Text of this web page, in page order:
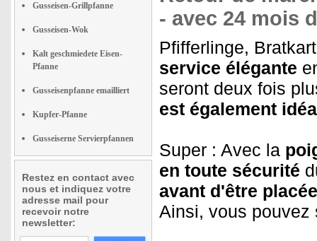
Gusseisen-Grillpfanne
Gusseisen-Wok
Kalt geschmiedete Eisen-
Pfanne
Gusseisenpfanne emailliert
Kupfer-Pfanne
Gusseiserne Servierpfannen
Restez en contact avec
nous et indiquez votre
adresse mail pour
recevoir notre
newsletter:
- avec 24 mois
Pfifferlinge,
service élégante
seront deux fois
est également
Super : Avec la
en toute sécurité
avant d'être
Ainsi, vous pouvez